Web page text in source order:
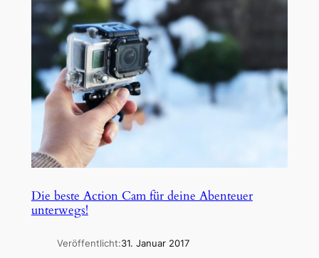
Die beste Action Cam für deine Abenteuer
unterwegs!
Veröffentlicht:31. Januar 2017